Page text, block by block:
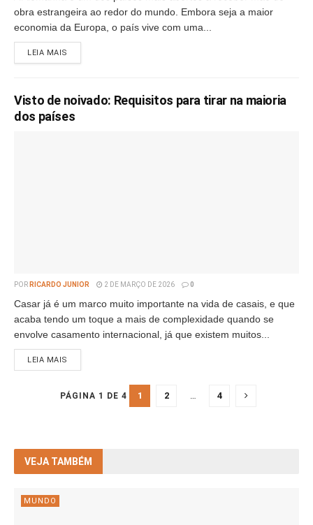
obra estrangeira ao redor do mundo. Embora seja a maior
economia da Europa, o país vive com uma...
LEIA MAIS
Visto de noivado: Requisitos para tirar na maioria
dos países
POR RICARDO JUNIOR 2 DE MARÇO DE 2026 0
Casar já é um marco muito importante na vida de casais, e que
acaba tendo um toque a mais de complexidade quando se
envolve casamento internacional, já que existem muitos...
LEIA MAIS
PÁGINA 1 DE 4 1 2 … 4
VEJA TAMBÉM
MUNDO